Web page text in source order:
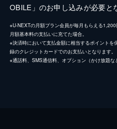
OBILE」のお申し込みが必要と
※U-NEXTの月額プラン会員が毎月もらえる
月額基本料の支払いに充てた場合。
※決済時において支払金額に相当するポイント
録のクレジットカードでのお支払いとなります。
※通話料、SMS通信料、オプション（かけ放題な